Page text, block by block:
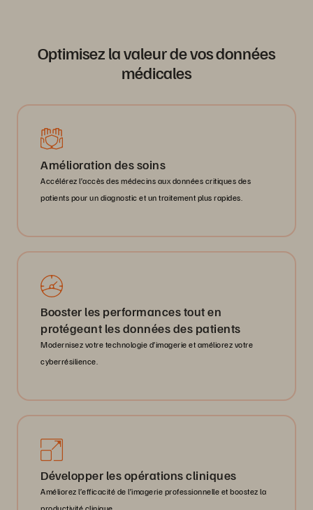
Optimisez la valeur de vos données
médicales
Amélioration des soins
Accélérez l’accès des médecins aux données critiques des
patients pour un diagnostic et un traitement plus rapides.
Booster les performances tout en
protégeant les données des patients
Modernisez votre technologie d’imagerie et améliorez votre
cyberrésilience.
Développer les opérations cliniques
Améliorez l’efficacité de l’imagerie professionnelle et boostez la